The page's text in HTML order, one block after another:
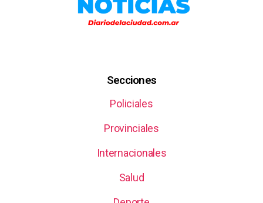
Secciones
Policiales
Provinciales
Internacionales
Salud